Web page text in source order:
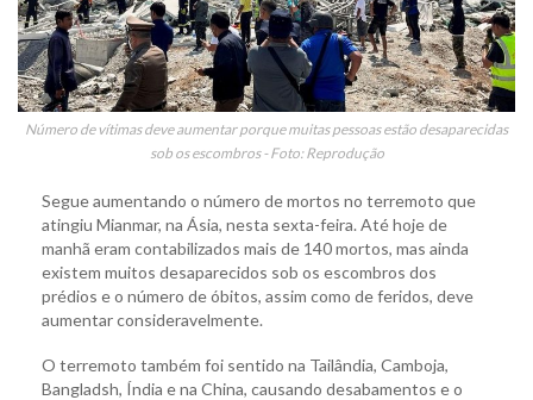
Número de vítimas deve aumentar porque muitas pessoas estão desaparecidas
sob os escombros - Foto: Reprodução
Segue aumentando o número de mortos no terremoto que
atingiu Mianmar, na Ásia, nesta sexta-feira. Até hoje de
manhã eram contabilizados mais de 140 mortos, mas ainda
existem muitos desaparecidos sob os escombros dos
prédios e o número de óbitos, assim como de feridos, deve
aumentar consideravelmente.
O terremoto também foi sentido na Tailândia, Camboja,
Bangladsh, Índia e na China, causando desabamentos e o